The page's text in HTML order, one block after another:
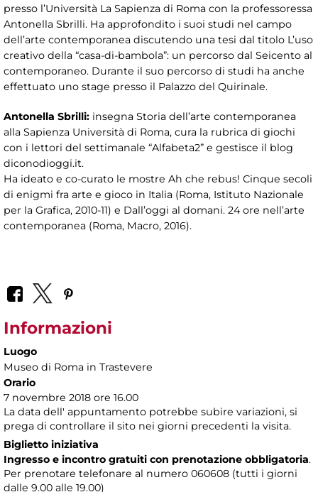
presso l’Università La Sapienza di Roma con la professoressa
Antonella Sbrilli. Ha approfondito i suoi studi nel campo
dell’arte contemporanea discutendo una tesi dal titolo L’uso
creativo della “casa-di-bambola”: un percorso dal Seicento al
contemporaneo. Durante il suo percorso di studi ha anche
effettuato uno stage presso il Palazzo del Quirinale.
Antonella Sbrilli: insegna Storia dell’arte contemporanea
alla Sapienza Università di Roma, cura la rubrica di giochi
con i lettori del settimanale “Alfabeta2” e gestisce il blog
diconodioggi.it.
Ha ideato e co-curato le mostre Ah che rebus! Cinque secoli
di enigmi fra arte e gioco in Italia (Roma, Istituto Nazionale
per la Grafica, 2010-11) e Dall’oggi al domani. 24 ore nell’arte
contemporanea (Roma, Macro, 2016).
Informazioni
Luogo
Museo di Roma in Trastevere
Orario
7 novembre 2018 ore 16.00
La data dell' appuntamento potrebbe subire variazioni, si
prega di controllare il sito nei giorni precedenti la visita.
Biglietto iniziativa
Ingresso e incontro gratuiti con prenotazione obbligatoria.
Per prenotare telefonare al numero 060608 (tutti i giorni
dalle 9.00 alle 19.00)